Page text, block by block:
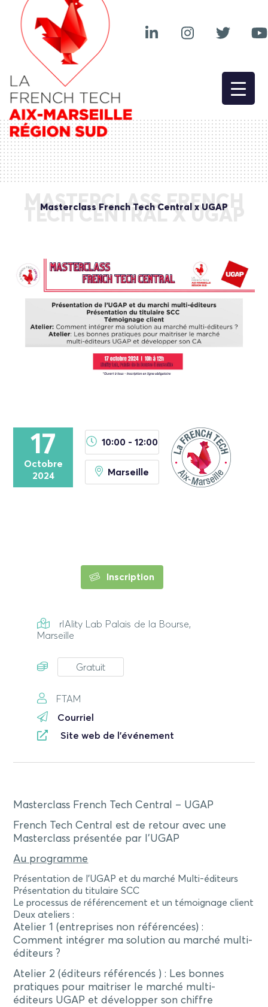
MASTERCLASS FRENCH
TECH CENTRAL X UGAP
Masterclass French Tech Central x UGAP
17
Octobre
2024
10:00 - 12:00
Marseille
Inscription
rIAlity Lab Palais de la Bourse,
Marseille
Gratuit
FTAM
Courriel
Site web de l'événement
Masterclass French Tech Central – UGAP
French Tech Central est de retour avec une
Masterclass présentée par l’UGAP
Au programme
Présentation de l’UGAP et du marché Multi-éditeurs
Présentation du titulaire SCC
Le processus de référencement et un témoignage client
Deux ateliers :
Atelier 1 (entreprises non référencées) :
Comment intégrer ma solution au marché multi-
éditeurs ?
Atelier 2 (éditeurs référencés ) : Les bonnes
pratiques pour maitriser le marché multi-
éditeurs UGAP et développer son chiffre